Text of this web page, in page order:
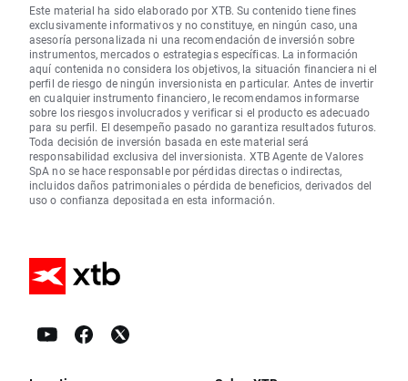
Este material ha sido elaborado por XTB. Su contenido tiene fines
exclusivamente informativos y no constituye, en ningún caso, una
asesoría personalizada ni una recomendación de inversión sobre
instrumentos, mercados o estrategias específicas. La información
aquí contenida no considera los objetivos, la situación financiera ni el
perfil de riesgo de ningún inversionista en particular. Antes de invertir
en cualquier instrumento financiero, le recomendamos informarse
sobre los riesgos involucrados y verificar si el producto es adecuado
para su perfil. El desempeño pasado no garantiza resultados futuros.
Toda decisión de inversión basada en este material será
responsabilidad exclusiva del inversionista. XTB Agente de Valores
SpA no se hace responsable por pérdidas directas o indirectas,
incluidos daños patrimoniales o pérdida de beneficios, derivados del
uso o confianza depositada en esta información.